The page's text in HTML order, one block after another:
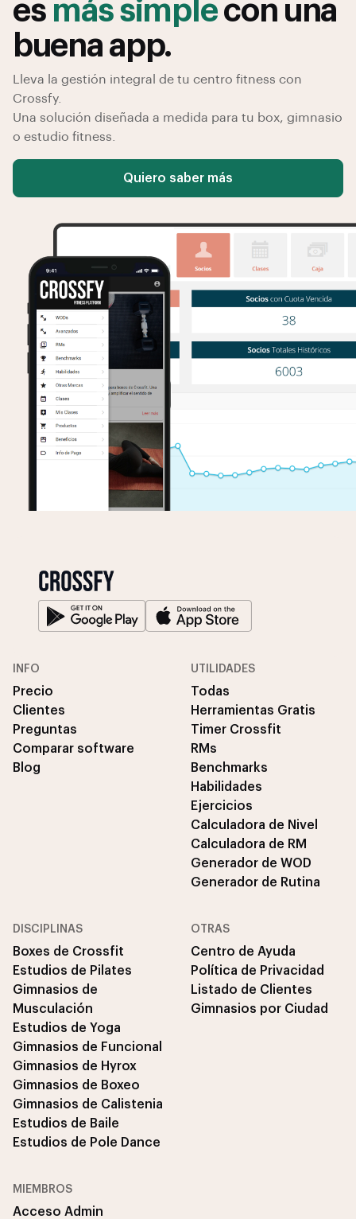
es más simplecon una
buena app.
Lleva la gestión integral de tu centro fitness con
Crossfy.
Una solución diseñada a medida para tu box, gimnasio
o estudio fitness.
Quiero saber más
INFO
Precio
Clientes
Preguntas
Comparar software
Blog
UTILIDADES
Todas
Herramientas Gratis
Timer Crossfit
RMs
Benchmarks
Habilidades
Ejercicios
Calculadora de Nivel
Calculadora de RM
Generador de WOD
Generador de Rutina
DISCIPLINAS
Boxes de Crossfit
Estudios de Pilates
Gimnasios de
Musculación
Estudios de Yoga
Gimnasios de Funcional
Gimnasios de Hyrox
Gimnasios de Boxeo
Gimnasios de Calistenia
Estudios de Baile
Estudios de Pole Dance
OTRAS
Centro de Ayuda
Política de Privacidad
Listado de Clientes
Gimnasios por Ciudad
MIEMBROS
Acceso Admin